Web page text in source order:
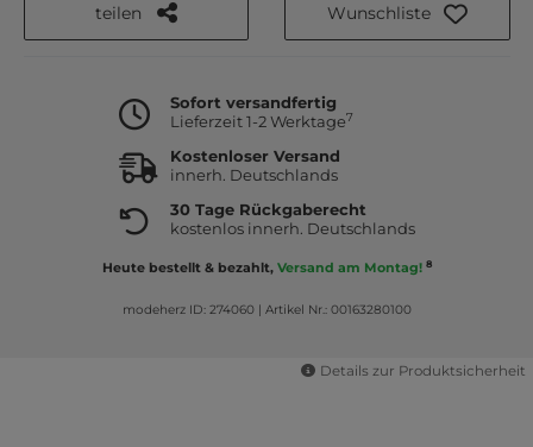
teilen Wunschliste
Sofort versandfertig
Lieferzeit 1-2 Werktage7
Kostenloser Versand
innerh. Deutschlands
30 Tage Rückgaberecht
kostenlos innerh. Deutschlands
Heute bestellt & bezahlt, Versand am Montag! 8
modeherz ID: 274060| Artikel Nr.: 00163280100
Details zur Produktsicherheit